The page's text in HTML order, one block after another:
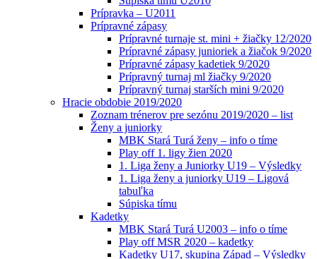
Prípravka – U2011
Prípravné zápasy
Prípravné turnaje st. mini + žiačky 12/2020
Prípravné zápasy junioriek a žiačok 9/2020
Prípravné zápasy kadetiek 9/2020
Prípravný turnaj ml žiačky 9/2020
Prípravný turnaj starších mini 9/2020
Hracie obdobie 2019/2020
Zoznam trénerov pre sezónu 2019/2020 – list
Ženy a juniorky
MBK Stará Turá ženy – info o tíme
Play off 1. ligy žien 2020
1. Liga ženy a Juniorky U19 – Výsledky
1. Liga ženy a juniorky U19 – Ligová
tabuľka
Súpiska tímu
Kadetky
MBK Stará Turá U2003 – info o tíme
Play off MSR 2020 – kadetky
Kadetky U17, skupina Západ – Výsledky